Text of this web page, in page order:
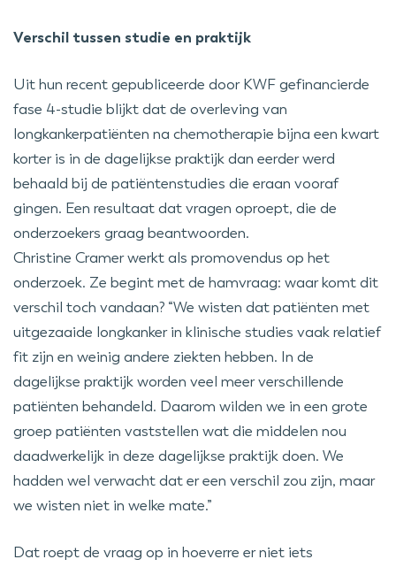
Verschil tussen studie en praktijk
Uit hun recent gepubliceerde door KWF gefinancierde
fase 4-studie blijkt dat de overleving van
longkankerpatiënten na chemotherapie bijna een kwart
korter is in de dagelijkse praktijk dan eerder werd
behaald bij de patiëntenstudies die eraan vooraf
gingen. Een resultaat dat vragen oproept, die de
onderzoekers graag beantwoorden.
Christine Cramer werkt als promovendus op het
onderzoek. Ze begint met de hamvraag: waar komt dit
verschil toch vandaan? “We wisten dat patiënten met
uitgezaaide longkanker in klinische studies vaak relatief
fit zijn en weinig andere ziekten hebben. In de
dagelijkse praktijk worden veel meer verschillende
patiënten behandeld. Daarom wilden we in een grote
groep patiënten vaststellen wat die middelen nou
daadwerkelijk in deze dagelijkse praktijk doen. We
hadden wel verwacht dat er een verschil zou zijn, maar
we wisten niet in welke mate.”
Dat roept de vraag op in hoeverre er niet iets